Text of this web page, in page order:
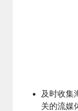
及时收集
关的流媒